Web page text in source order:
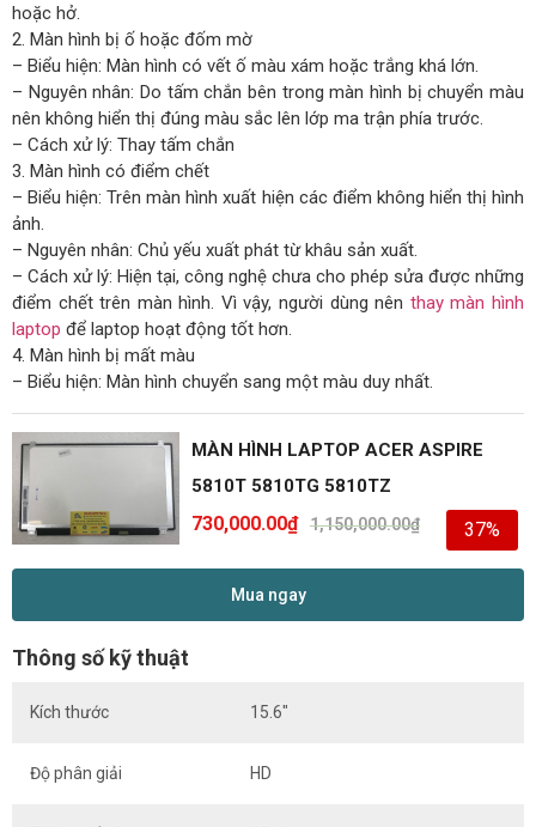
hoặc hở.
2. Màn hình bị ố hoặc đốm mờ
– Biểu hiện: Màn hình có vết ố màu xám hoặc trắng khá lớn.
– Nguyên nhân: Do tấm chắn bên trong màn hình bị chuyển màu
nên không hiển thị đúng màu sắc lên lớp ma trận phía trước.
– Cách xử lý: Thay tấm chắn
3. Màn hình có điểm chết
– Biểu hiện: Trên màn hình xuất hiện các điểm không hiển thị hình
ảnh.
– Nguyên nhân: Chủ yếu xuất phát từ khâu sản xuất.
– Cách xử lý: Hiện tại, công nghệ chưa cho phép sửa được những
điểm chết trên màn hình. Vì vậy, người dùng nên thay màn hình
laptop để laptop hoạt động tốt hơn.
4. Màn hình bị mất màu
– Biểu hiện: Màn hình chuyển sang một màu duy nhất.
MÀN HÌNH LAPTOP ACER ASPIRE
5810T 5810TG 5810TZ
1,150,000.00₫
730,000.00₫ 37%
Mua ngay
Thông số kỹ thuật
Kích thước 15.6″
Độ phân giải HD